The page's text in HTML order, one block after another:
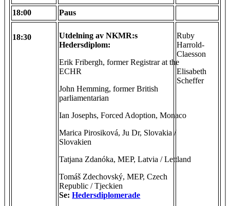
18:00 Paus
18:30
Utdelning av NKMR:s
Hedersdiplom:
Erik Fribergh, former Registrar at the
ECHR
John Hemming, former British
parliamentarian
Ian Josephs, Forced Adoption, Monaco
Marica Pirosiková, Ju Dr, Slovakia /
Slovakien
Tatjana Zdanóka, MEP, Latvia / Lettland
Tomáš Zdechovský, MEP, Czech
Republic / Tjeckien
Se:Hedersdiplomerade
Ruby
Harrold-
Claesson
Elisabeth
Scheffer